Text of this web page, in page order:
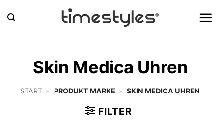
Inhalt
Skin Medica Uhren
START » PRODUKT MARKE » SKIN MEDICA UHREN
FILTER